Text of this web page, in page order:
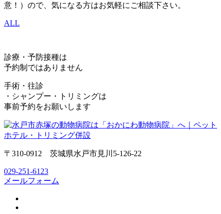
意！）ので、気になる方はお気軽にご相談下さい。
ALL
診療・予防接種は
予約制ではありません
手術・往診
・シャンプー・トリミングは
事前予約をお願いします
〒310-0912 茨城県水戸市見川5-126-22
029-251-6123
メールフォーム